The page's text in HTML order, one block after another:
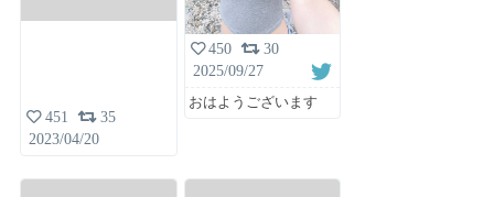
451
35
2023/04/20
450
30
2025/09/27
おはようございます